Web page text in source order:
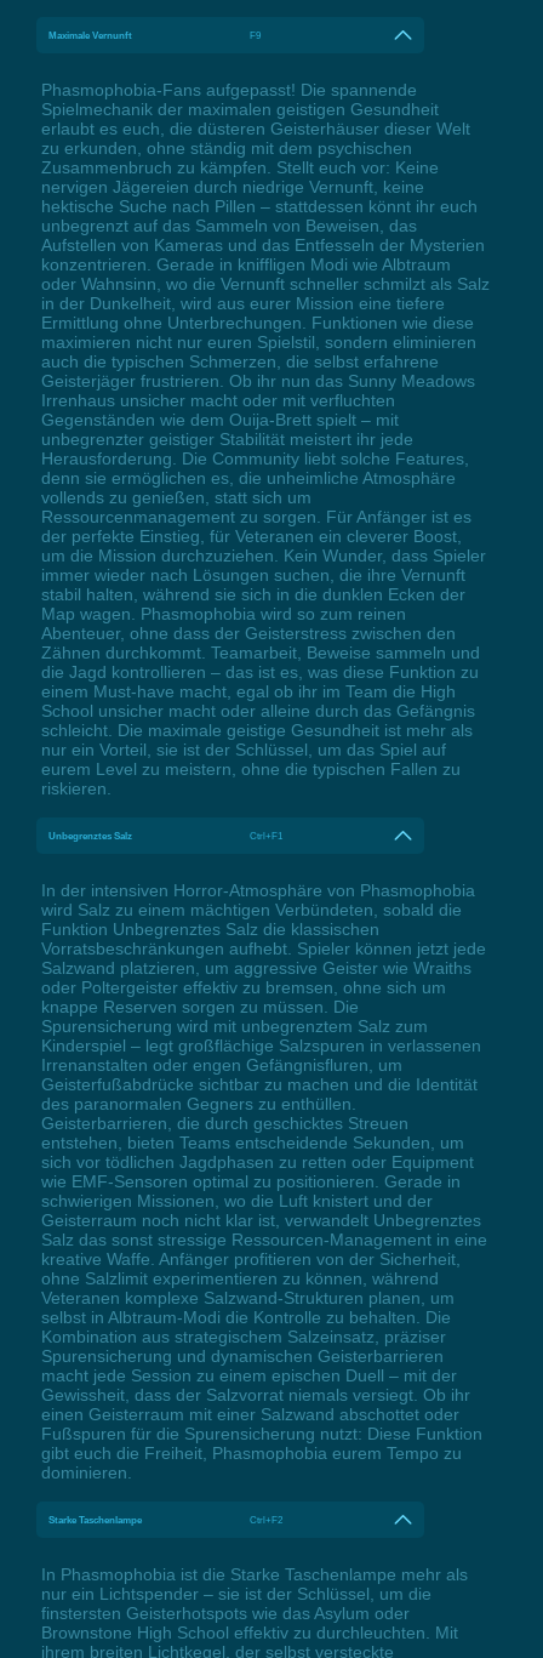
Maximale Vernunft F9
Phasmophobia-Fans aufgepasst! Die spannende
Spielmechanik der maximalen geistigen Gesundheit
erlaubt es euch, die düsteren Geisterhäuser dieser Welt
zu erkunden, ohne ständig mit dem psychischen
Zusammenbruch zu kämpfen. Stellt euch vor: Keine
nervigen Jägereien durch niedrige Vernunft, keine
hektische Suche nach Pillen – stattdessen könnt ihr euch
unbegrenzt auf das Sammeln von Beweisen, das
Aufstellen von Kameras und das Entfesseln der Mysterien
konzentrieren. Gerade in kniffligen Modi wie Albtraum
oder Wahnsinn, wo die Vernunft schneller schmilzt als Salz
in der Dunkelheit, wird aus eurer Mission eine tiefere
Ermittlung ohne Unterbrechungen. Funktionen wie diese
maximieren nicht nur euren Spielstil, sondern eliminieren
auch die typischen Schmerzen, die selbst erfahrene
Geisterjäger frustrieren. Ob ihr nun das Sunny Meadows
Irrenhaus unsicher macht oder mit verfluchten
Gegenständen wie dem Ouija-Brett spielt – mit
unbegrenzter geistiger Stabilität meistert ihr jede
Herausforderung. Die Community liebt solche Features,
denn sie ermöglichen es, die unheimliche Atmosphäre
vollends zu genießen, statt sich um
Ressourcenmanagement zu sorgen. Für Anfänger ist es
der perfekte Einstieg, für Veteranen ein cleverer Boost,
um die Mission durchzuziehen. Kein Wunder, dass Spieler
immer wieder nach Lösungen suchen, die ihre Vernunft
stabil halten, während sie sich in die dunklen Ecken der
Map wagen. Phasmophobia wird so zum reinen
Abenteuer, ohne dass der Geisterstress zwischen den
Zähnen durchkommt. Teamarbeit, Beweise sammeln und
die Jagd kontrollieren – das ist es, was diese Funktion zu
einem Must-have macht, egal ob ihr im Team die High
School unsicher macht oder alleine durch das Gefängnis
schleicht. Die maximale geistige Gesundheit ist mehr als
nur ein Vorteil, sie ist der Schlüssel, um das Spiel auf
eurem Level zu meistern, ohne die typischen Fallen zu
riskieren.
Unbegrenztes Salz Ctrl+F1
In der intensiven Horror-Atmosphäre von Phasmophobia
wird Salz zu einem mächtigen Verbündeten, sobald die
Funktion Unbegrenztes Salz die klassischen
Vorratsbeschränkungen aufhebt. Spieler können jetzt jede
Salzwand platzieren, um aggressive Geister wie Wraiths
oder Poltergeister effektiv zu bremsen, ohne sich um
knappe Reserven sorgen zu müssen. Die
Spurensicherung wird mit unbegrenztem Salz zum
Kinderspiel – legt großflächige Salzspuren in verlassenen
Irrenanstalten oder engen Gefängnisfluren, um
Geisterfußabdrücke sichtbar zu machen und die Identität
des paranormalen Gegners zu enthüllen.
Geisterbarrieren, die durch geschicktes Streuen
entstehen, bieten Teams entscheidende Sekunden, um
sich vor tödlichen Jagdphasen zu retten oder Equipment
wie EMF-Sensoren optimal zu positionieren. Gerade in
schwierigen Missionen, wo die Luft knistert und der
Geisterraum noch nicht klar ist, verwandelt Unbegrenztes
Salz das sonst stressige Ressourcen-Management in eine
kreative Waffe. Anfänger profitieren von der Sicherheit,
ohne Salzlimit experimentieren zu können, während
Veteranen komplexe Salzwand-Strukturen planen, um
selbst in Albtraum-Modi die Kontrolle zu behalten. Die
Kombination aus strategischem Salzeinsatz, präziser
Spurensicherung und dynamischen Geisterbarrieren
macht jede Session zu einem epischen Duell – mit der
Gewissheit, dass der Salzvorrat niemals versiegt. Ob ihr
einen Geisterraum mit einer Salzwand abschottet oder
Fußspuren für die Spurensicherung nutzt: Diese Funktion
gibt euch die Freiheit, Phasmophobia eurem Tempo zu
dominieren.
Starke Taschenlampe Ctrl+F2
In Phasmophobia ist die Starke Taschenlampe mehr als
nur ein Lichtspender – sie ist der Schlüssel, um die
finstersten Geisterhotspots wie das Asylum oder
Brownstone High School effektiv zu durchleuchten. Mit
ihrem breiten Lichtkegel, der selbst versteckte